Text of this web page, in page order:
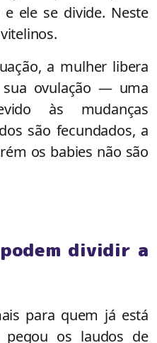
ele se divide. Neste
a mulher libera
ovulação — uma
às mudanças
são fecundados, a
os babies não são
dividir a
para quem já está
os laudos de